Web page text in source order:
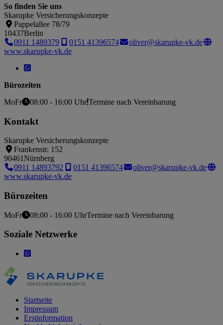
So finden Sie uns
Skarupke Versicherungskonzepte
Pappelallee 78/79
10437Berlin
0911 1489379
0151 41396574
oliver@skarupke-vk.de
www.skarupke-vk.de
Bürozeiten
MoFr 08:00 - 16:00 Uhr Termine nach Vereinbarung
Kontakt
Skarupke Versicherungskonzepte
Frankenstr. 152
90461Nürnberg
0911 14893792
0151 41396574
oliver@skarupke-vk.de
www.skarupke-vk.de
Bürozeiten
MoFr 08:00 - 16:00 UhrTermine nach Vereinbarung
Soziale Netzwerke
Startseite
Impressum
Erstinformation